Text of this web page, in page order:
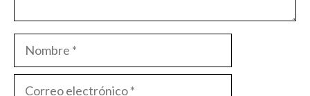
Nombre
Correo